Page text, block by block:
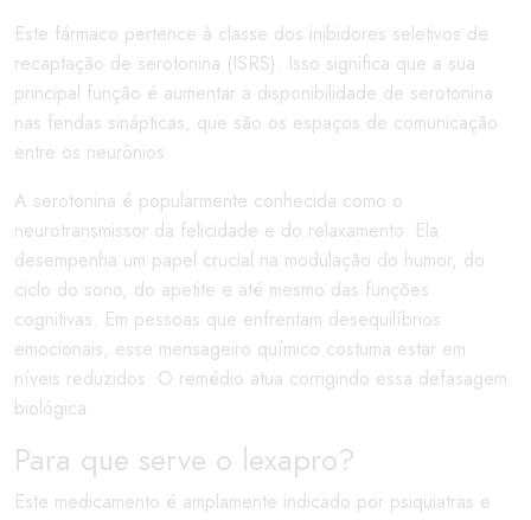
Este fármaco pertence à classe dos inibidores seletivos de
recaptação de serotonina (ISRS). Isso significa que a sua
principal função é aumentar a disponibilidade de serotonina
nas fendas sinápticas, que são os espaços de comunicação
entre os neurônios.
A serotonina é popularmente conhecida como o
neurotransmissor da felicidade e do relaxamento. Ela
desempenha um papel crucial na modulação do humor, do
ciclo do sono, do apetite e até mesmo das funções
cognitivas. Em pessoas que enfrentam desequilíbrios
emocionais, esse mensageiro químico costuma estar em
níveis reduzidos. O remédio atua corrigindo essa defasagem
biológica.
Para que serve o lexapro?
Este medicamento é amplamente indicado por psiquiatras e